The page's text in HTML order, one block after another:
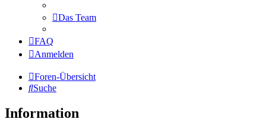
Das Team
FAQ
Anmelden
Foren-Übersicht
Suche
Information